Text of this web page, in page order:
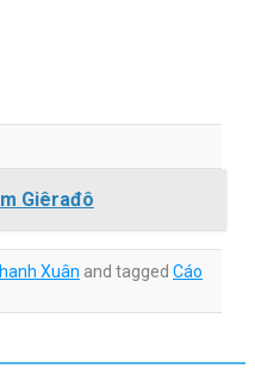
Giêrađô
Xuân and tagged Cáo